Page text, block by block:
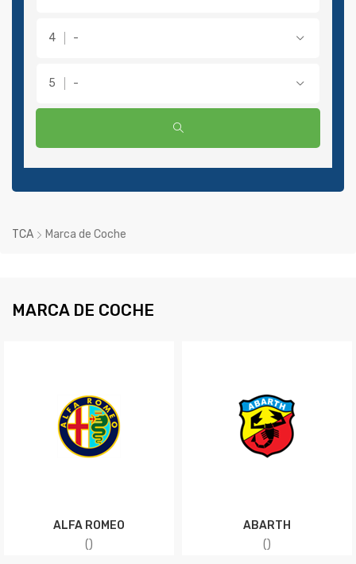
-
-
TCA Marca de Coche
MARCA DE COCHE
ALFA ROMEO
()
ABARTH
()